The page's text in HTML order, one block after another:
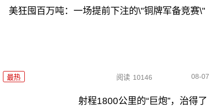
美狂囤百万吨：一场提前下注的\"铜牌军备竞赛\"
最热 阅读 10146 08-07
射程1800公里的“巨炮”，治得了